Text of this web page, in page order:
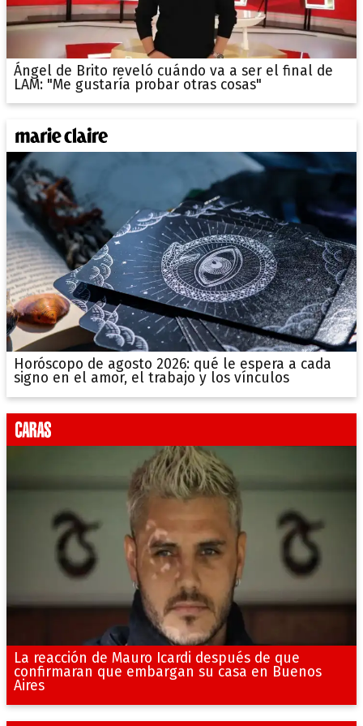
Ángel de Brito reveló cuándo va a ser el final de
LAM: "Me gustaría probar otras cosas"
Horóscopo de agosto 2026: qué le espera a cada
signo en el amor, el trabajo y los vínculos
La reacción de Mauro Icardi después de que
confirmaran que embargan su casa en Buenos
Aires